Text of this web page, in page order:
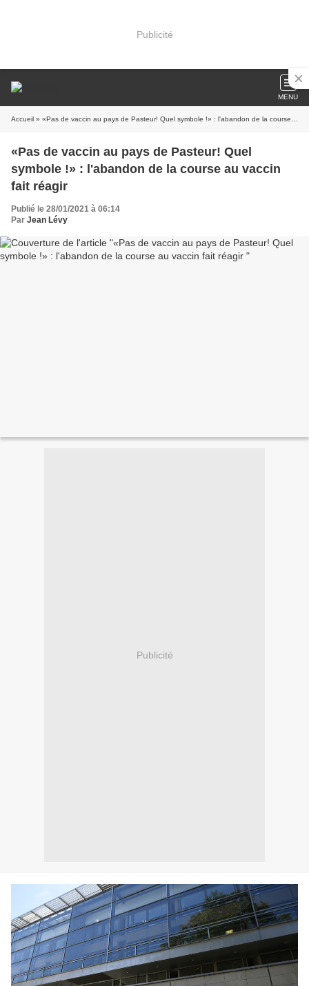
Publicité
MENU
Accueil » «Pas de vaccin au pays de Pasteur! Quel symbole !» : l'abandon de la course au vaccin fait réagir
«Pas de vaccin au pays de Pasteur! Quel
symbole !» : l'abandon de la course au vaccin
fait réagir
Publié le 28/01/2021 à 06:14
Par Jean Lévy
Publicité